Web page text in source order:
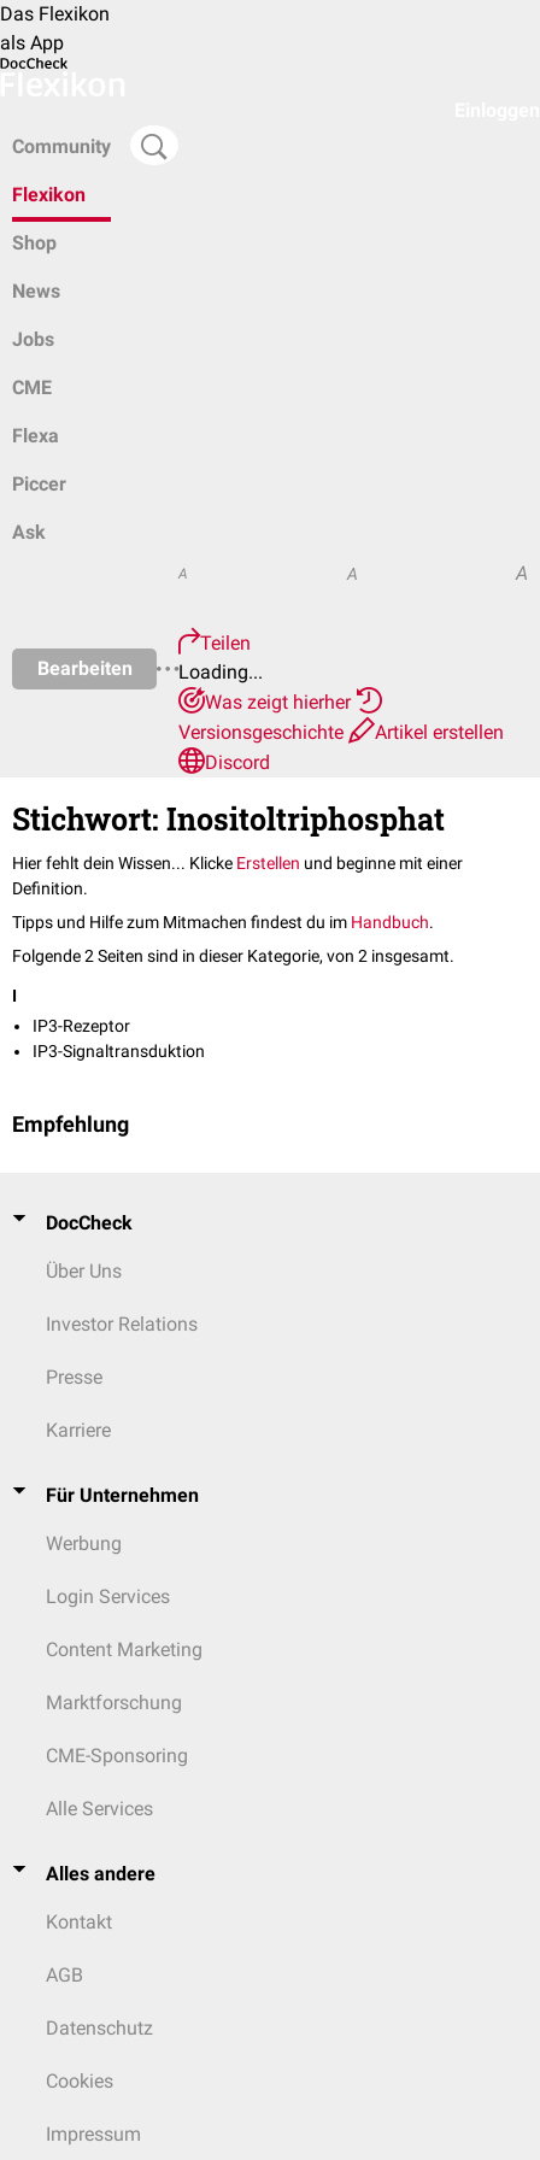
Das Flexikon
als App
Community
Flexikon
Shop
News
Jobs
CME
Flexa
Piccer
Ask
Bearbeiten
A A A
Teilen
Loading...
Was zeigt hierher
Versionsgeschichte
Artikel erstellen
Discord
Stichwort: Inositoltriphosphat
Hier fehlt dein Wissen... Klicke Erstellen und beginne mit einer
Definition.
Tipps und Hilfe zum Mitmachen findest du im Handbuch.
Folgende 2 Seiten sind in dieser Kategorie, von 2 insgesamt.
I
IP3-Rezeptor
IP3-Signaltransduktion
Empfehlung
DocCheck
Über Uns
Investor Relations
Presse
Karriere
Für Unternehmen
Werbung
Login Services
Content Marketing
Marktforschung
CME-Sponsoring
Alle Services
Alles andere
Kontakt
AGB
Datenschutz
Cookies
Impressum